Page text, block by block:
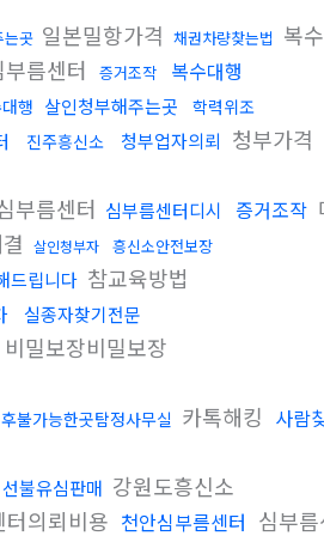
는곳 일본밀항가격 채권차량찾는법 복
름센터 증거조작
복수대행
행 살인청부해주는곳 학력위조
진주흥신소 청부업자의뢰 청부가격
부름센터 심부름센터디시 증거조작
살인청부자 흥신소안전보장
드립니다 참교육방법
실종자찾기전문
비밀보장비밀보장
후불가능한곳탐정사무실 카톡해킹 사람
선불유심판매 강원도흥신소
터의뢰비용 천안심부름센터 심부